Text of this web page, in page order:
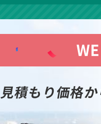
見積もり価格